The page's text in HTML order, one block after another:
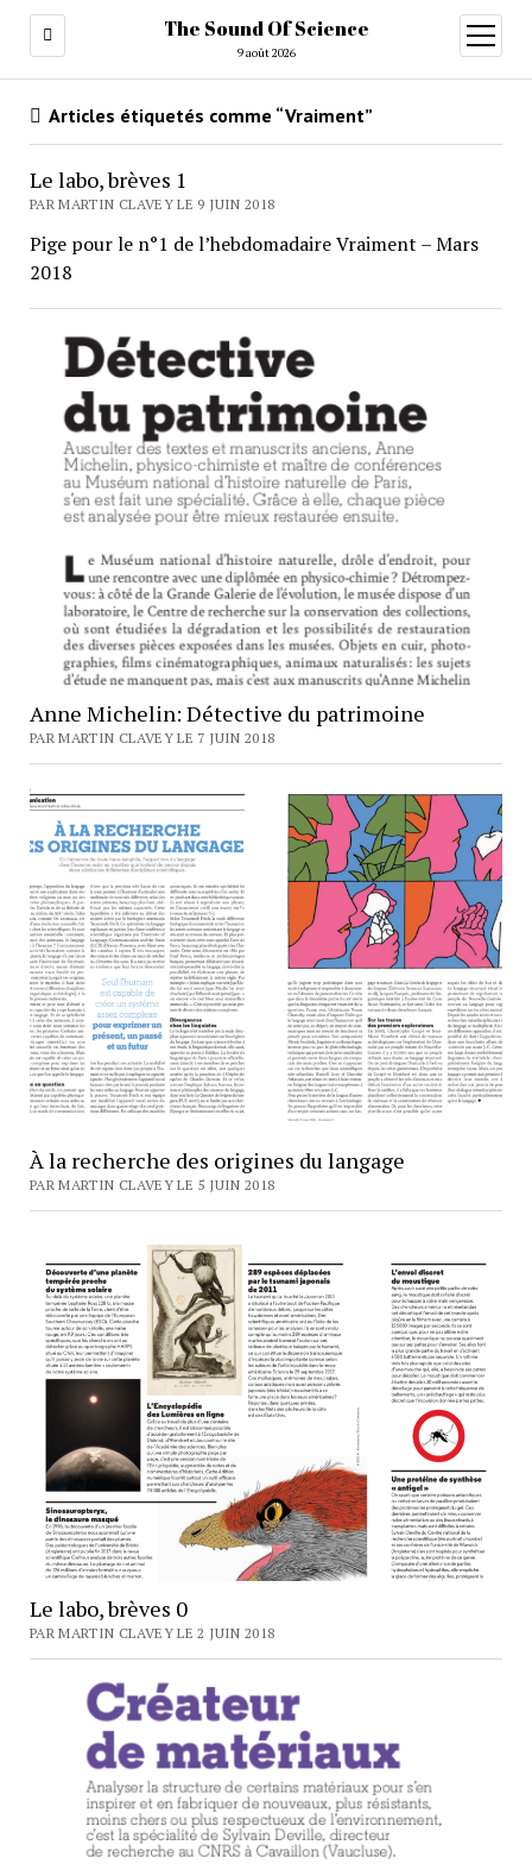
The Sound Of Science
9 août 2026
ouvrir
menu
Articles étiquetés comme “Vraiment”
Le labo, brèves 1
PAR MARTIN CLAVEY LE 9 JUIN 2018
Pige pour le n°1 de l’hebdomadaire Vraiment – Mars
2018
Anne Michelin: Détective du patrimoine
PAR MARTIN CLAVEY LE 7 JUIN 2018
À la recherche des origines du langage
PAR MARTIN CLAVEY LE 5 JUIN 2018
Le labo, brèves 0
PAR MARTIN CLAVEY LE 2 JUIN 2018